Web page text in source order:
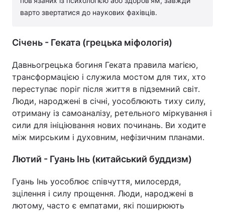
варто звертатися до наукових фахівців.
Січень - Геката (грецька міфологія)
Давньогрецька богиня Геката правила магією,
трансформацією і служила мостом для тих, хто
переступає поріг після життя в підземний світ.
Люди, народжені в січні, уособлюють тиху силу,
отриману із самоаналізу, ретельного міркування і
сили для ініціювання нових починань. Ви ходите
між мирським і духовним, нефізичним планами.
Лютий - Гуань Інь (китайський буддизм)
Гуань Інь уособлює співчуття, милосердя,
зцілення і силу прощення. Люди, народжені в
лютому, часто є емпатами, які поширюють